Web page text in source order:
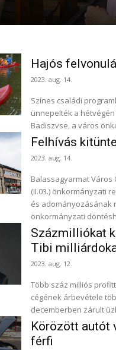
Hajós
2023. aug. 14.
Színes családi
ünnepelték a hétvégén
Badiszvse, a város
Felhívás
2023. aug. 14.
Balassagyarmat
(II.03.) önkormányzati
és adományozásának rendjéről. A
önkormányzati
Százmilliókat
Tibi
2023. aug. 12.
Több száz milliós
cégének árbevétele
decemberben zárult
Körözött autót
férfi